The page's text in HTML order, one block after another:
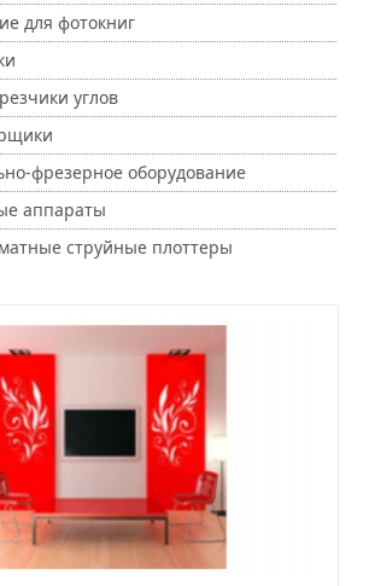
для фотокниг
углов
фрезерное оборудование
аппараты
струйные плоттеры